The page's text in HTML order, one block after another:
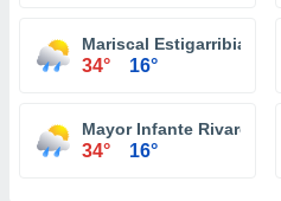
Mariscal Estigarribia
34° 16°
Mayor Infante Rivarola
34° 16°